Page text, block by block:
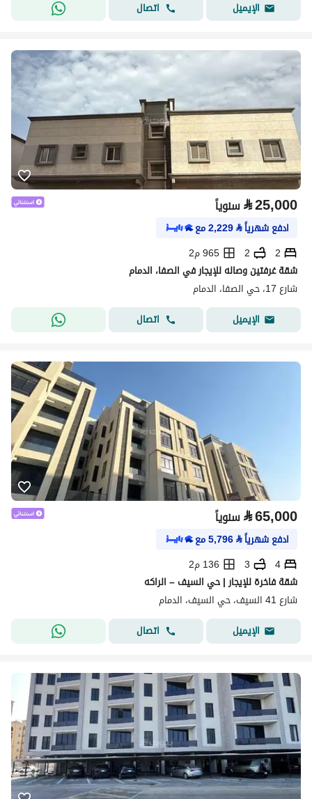
الإيميل اتصال
⃁25,000 سنوياً
ادفع شهرياً⃁
2,229مع
2
2
965 م2
شقة غرفتين وصاله للإيجار في الصفا، الدمام
شارع 17، حي الصفا، الدمام
الإيميل
اتصال
⃁65,000 سنوياً
ادفع شهرياً⃁
5,796مع
4
3
136 م2
شقة فاخرة للإيجار | حي السيف – الراكه
شارع 41 السيف، حي السيف، الدمام
الإيميل
اتصال